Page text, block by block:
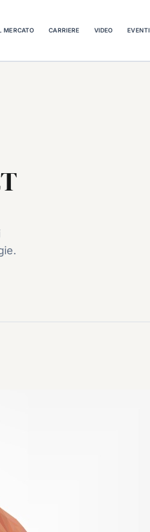
MERCATO CARRIERE VIDEO EVENTI